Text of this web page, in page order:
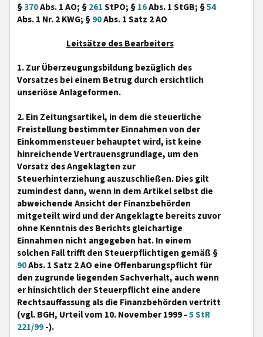
§370Abs. 1 AO; §261StPO; §16Abs. 1 StGB; §54
Abs. 1 Nr. 2 KWG; §90Abs. 1 Satz 2 AO
Leitsätze des Bearbeiters
1. Zur Überzeugungsbildung bezüglich des
Vorsatzes bei einem Betrug durch ersichtlich
unseriöse Anlageformen.
2. Ein Zeitungsartikel, in dem die steuerliche
Freistellung bestimmter Einnahmen von der
Einkommensteuer behauptet wird, ist keine
hinreichende Vertrauensgrundlage, um den
Vorsatz des Angeklagten zur
Steuerhinterziehung auszuschließen. Dies gilt
zumindest dann, wenn in dem Artikel selbst die
abweichende Ansicht der Finanzbehörden
mitgeteilt wird und der Angeklagte bereits zuvor
ohne Kenntnis des Berichts gleichartige
Einnahmen nicht angegeben hat. In einem
solchen Fall trifft den Steuerpflichtigen gemäß §
90Abs. 1 Satz 2 AO eine Offenbarungspflicht für
den zugrunde liegenden Sachverhalt, auch wenn
er hinsichtlich der Steuerpflicht eine andere
Rechtsauffassung als die Finanzbehörden vertritt
(vgl. BGH, Urteil vom 10. November 1999 -5 StR
221/99-).